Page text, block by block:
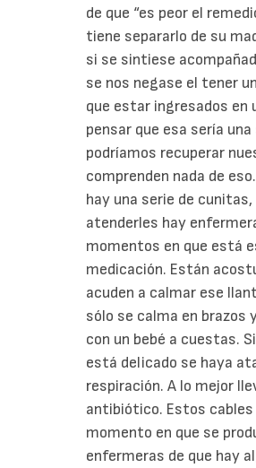
de que “es peor el
tiene separarlo de su
si se sintiese
se nos negase el tener
que estar ingresados
pensar que esa sería
podríamos recuperar
comprenden nada de eso.
hay una serie de
atenderles hay
momentos en que está
medicación. Están
acuden a calmar ese
sólo se calma en brazos
con un bebé a cuestas.
está delicado se haya
respiración. A lo mejor
antibiótico. Estos
momento en que se
enfermeras de que hay